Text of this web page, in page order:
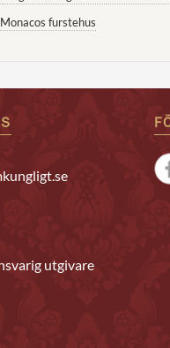
Monacos furstehus
utgivare